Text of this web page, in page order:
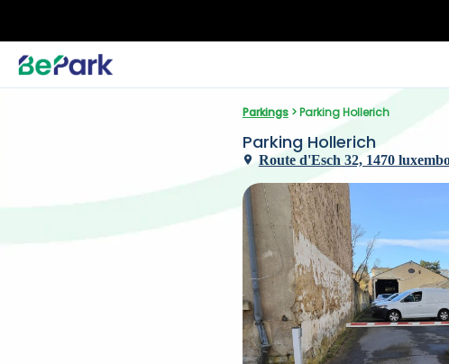
Parkings > Parking Hollerich
Parking Hollerich
Route d'Esch 32, 1470